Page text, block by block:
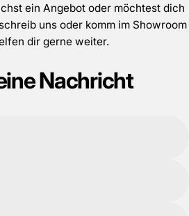
ein Angebot oder möchtest dich
uns oder komm im Showroom
dir gerne weiter.
Nachricht